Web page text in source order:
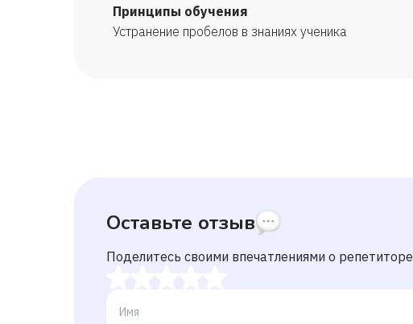
Принципы обучения
Устранение пробелов в знаниях ученика
Оставьте отзыв
Поделитесь своими впечатлениями о репетиторе